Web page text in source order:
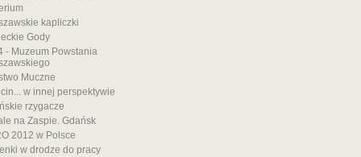
kapliczki
Gody
- Muzeum Powstania
Muczne
w innej perspektywie
rzygacze
na Zaspie. Gdańsk
2012 w Polsce
w drodze do pracy